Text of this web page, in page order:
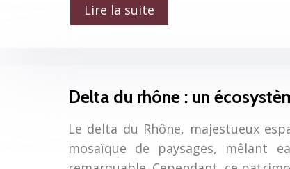
Lire la suite
Delta du rhône : un
Le delta du Rhône, majestueux
mosaïque de paysages, mêlant